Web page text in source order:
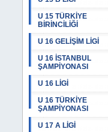
U 15 TÜRKİYE
BİRİNCİLİĞİ
U 16 GELİŞİM LİGİ
U 16 İSTANBUL
ŞAMPİYONASI
U 16 LİGİ
U 16 TÜRKİYE
ŞAMPİYONASI
U 17 A LİGİ